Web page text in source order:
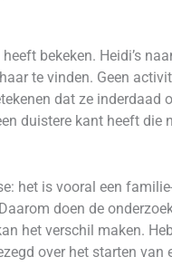
bekeken. Heidi’s
te vinden. Geen
dat ze inderdaad
duistere kant heeft die
het is vooral een
doen de
het verschil maken.
over het starten